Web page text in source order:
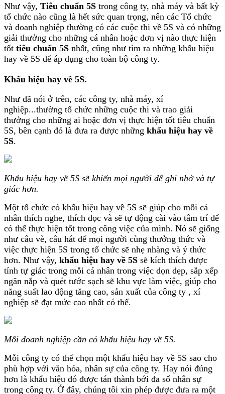
Như vậy, Tiêu chuẩn 5S trong công ty, nhà máy và bất kỳ
tổ chức nào cũng là hết sức quan trọng, nên các Tổ chức
và doanh nghiệp thường có các cuộc thi về 5S và có những
giải thưởng cho những cá nhân hoặc đơn vị nào thực hiện
tốt tiêu chuẩn 5S nhất, cũng như tìm ra những khẩu hiệu
hay về 5S để áp dụng cho toàn bộ công ty.
Khẩu hiệu hay về 5S.
Như đã nói ở trên, các công ty, nhà máy, xí
nghiệp...thường tổ chức những cuộc thi và trao giải
thưởng cho những ai hoặc đơn vị thực hiện tốt tiêu chuẩn
5S, bên cạnh đó là đưa ra được những khẩu hiệu hay về
5S.
Khẩu hiệu hay về 5S sẽ khiến mọi người dễ ghi nhớ và tự
giác hơn.
Một tổ chức có khẩu hiệu hay về 5S sẽ giúp cho mỗi cá
nhân thích nghe, thích đọc và sẽ tự động cài vào tâm trí để
có thể thực hiện tốt trong công việc của mình. Nó sẽ giống
như câu vè, câu hát để mọi người cùng thưởng thức và
việc thực hiện 5S trong tổ chức sẽ nhẹ nhàng và ý thức
hơn. Như vậy, khẩu hiệu hay về 5S sẽ kích thích được
tính tự giác trong mỗi cá nhân trong việc dọn dẹp, sắp xếp
ngăn nắp và quét tước sạch sẽ khu vực làm việc, giúp cho
năng suất lao động tăng cao, sản xuất của công ty , xí
nghiệp sẽ đạt mức cao nhất có thể.
Mỗi doanh nghiệp cần có khẩu hiệu hay về 5S.
Mỗi công ty có thể chọn một khẩu hiệu hay về 5S sao cho
phù hợp với văn hóa, nhân sự của công ty. Hay nói đúng
hơn là khẩu hiệu đó được tán thành bới đa số nhân sự
trong công ty. Ở đây, chúng tôi xin phép được đưa ra một